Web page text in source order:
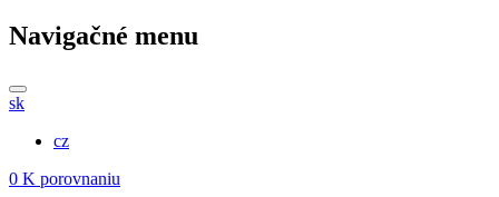
Navigačné menu
sk
cz
0 K porovnaniu